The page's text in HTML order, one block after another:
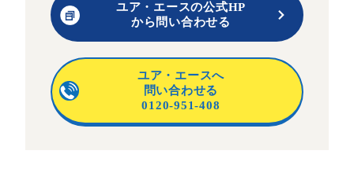
ユア・エースの公式HP
から問い合わせる
ユア・エースへ
問い合わせる
0120-951-408